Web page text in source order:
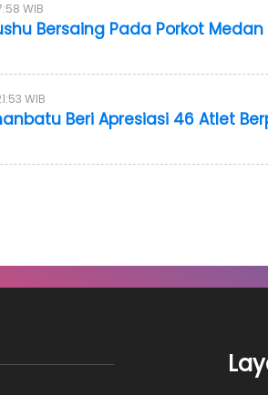
WIB
Bersaing Pada Porkot
WIB
Beri Apresiasi 46 Atlet